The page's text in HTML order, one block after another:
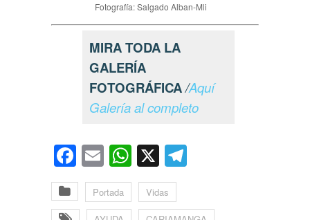
Fotografía: Salgado Alban-Mli
MIRA TODA LA
GALERÍA
FOTOGRÁFICA/Aquí
Galería al completo
Facebook
EmailWhatsApp
X
Portada Vidas